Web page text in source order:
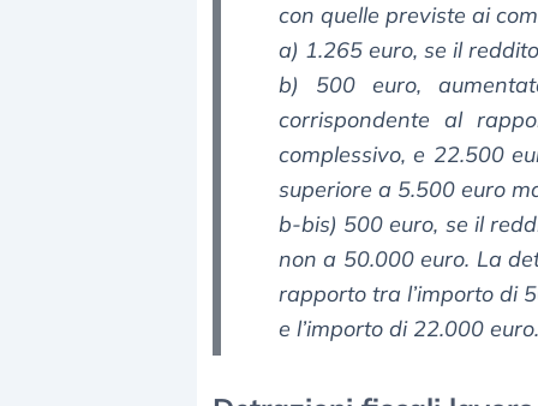
con quelle previste ai
a) 1.265 euro, se il
b) 500 euro,
corrispondente al
complessivo, e 22.500
superiore a 5.500 euro
b-bis) 500 euro, se il
non a 50.000 euro. La
rapporto tra l’importo di
e l’importo di 22.000 euro.